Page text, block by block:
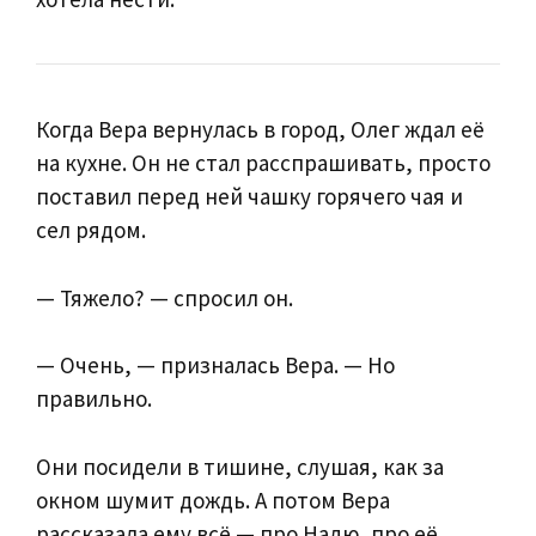
Когда Вера вернулась в город, Олег ждал её
на кухне. Он не стал расспрашивать, просто
поставил перед ней чашку горячего чая и
сел рядом.
— Тяжело? — спросил он.
— Очень, — призналась Вера. — Но
правильно.
Они посидели в тишине, слушая, как за
окном шумит дождь. А потом Вера